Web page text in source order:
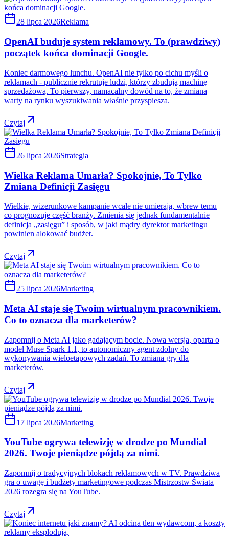
28 lipca 2026Reklama
OpenAI buduje system reklamowy. To (prawdziwy)
początek końca dominacji Google.
Koniec darmowego lunchu. OpenAI nie tylko po cichu myśli o
reklamach - publicznie rekrutuje ludzi, którzy zbudują machinę
sprzedażową. To pierwszy, namacalny dowód na to, że zmiana
warty na rynku wyszukiwania właśnie przyspiesza.
Czytaj
26 lipca 2026Strategia
Wielka Reklama Umarła? Spokojnie, To Tylko
Zmiana Definicji Zasięgu
Wielkie, wizerunkowe kampanie wcale nie umierają, wbrew temu
co prognozuje część branży. Zmienia się jednak fundamentalnie
definicja „zasięgu” i sposób, w jaki mądry dyrektor marketingu
powinien alokować budżet.
Czytaj
25 lipca 2026Marketing
Meta AI staje się Twoim wirtualnym pracownikiem.
Co to oznacza dla marketerów?
Zapomnij o Meta AI jako gadającym bocie. Nowa wersja, oparta o
model Muse Spark 1.1, to autonomiczny agent zdolny do
wykonywania wieloetapowych zadań. To zmiana gry dla
marketerów.
Czytaj
17 lipca 2026Marketing
YouTube ogrywa telewizję w drodze po Mundial
2026. Twoje pieniądze pójdą za nimi.
Zapomnij o tradycyjnych blokach reklamowych w TV. Prawdziwa
gra o uwagę i budżety marketingowe podczas Mistrzostw Świata
2026 rozegra się na YouTube.
Czytaj